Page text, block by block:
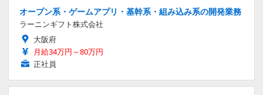
オープン系・ゲームアプリ・基幹系・組み込み系の開発業務
ラーニンギフト株式会社
大阪府
月給34万円～80万円
正社員